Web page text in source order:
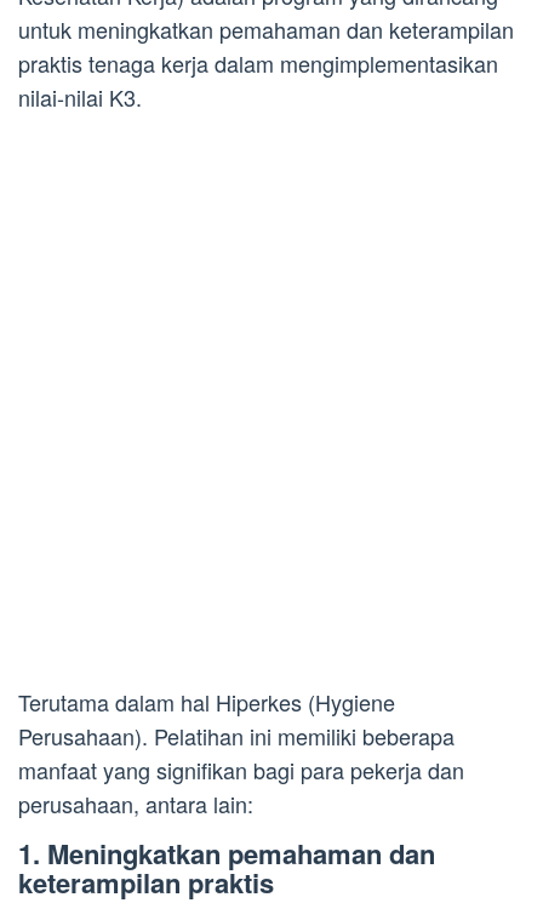
untuk meningkatkan pemahaman dan keterampilan
praktis tenaga kerja dalam mengimplementasikan
nilai-nilai K3.
Terutama dalam hal Hiperkes (Hygiene
Perusahaan). Pelatihan ini memiliki beberapa
manfaat yang signifikan bagi para pekerja dan
perusahaan, antara lain:
1. Meningkatkan pemahaman dan
keterampilan praktis